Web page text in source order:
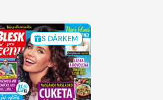
S DÁRKEM